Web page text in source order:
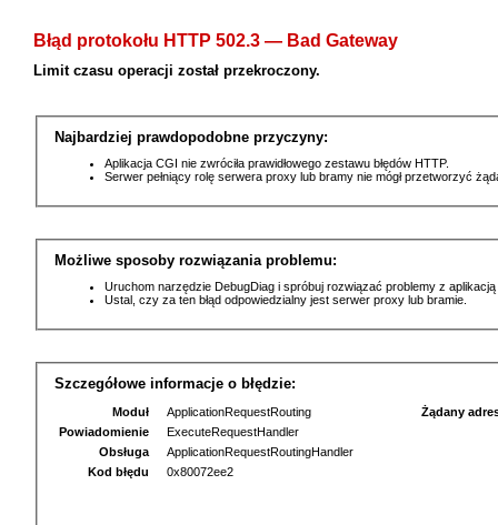
Błąd protokołu HTTP 502.3 — Bad Gateway
Limit czasu operacji został przekroczony.
Najbardziej prawdopodobne przyczyny:
Aplikacja CGI nie zwróciła prawidłowego zestawu błędów HTTP.
Serwer pełniący rolę serwera proxy lub bramy nie mógł przetworzyć
Możliwe sposoby rozwiązania problemu:
Uruchom narzędzie DebugDiag i spróbuj rozwiązać problemy z
Ustal, czy za ten błąd odpowiedzialny jest serwer proxy lub bramie.
Szczegółowe informacje o błędzie:
Moduł
ApplicationRequestRouting
Powiadomienie
ExecuteRequestHandler
Obsługa
ApplicationRequestRoutingHandler
Kod błędu
0x80072ee2
Żądany